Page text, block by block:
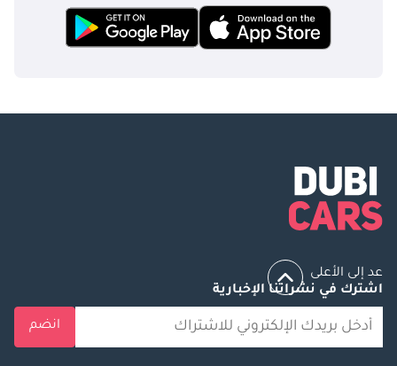
وتصدير السيارات
عالميًا لأكثر من 22
تنافسية للغاية. نتولى
عملية الشحن
بالكامل، مما يضمن
من المتاعب من البيع
إلى التسليم، بغض
النظر عن موقعك.
تويوتا لاند كروزر 79
كابينة مفردة دبي، لاند
عد إلى الأعلى
اشترك في نشراتنا الإخبارية
انضم